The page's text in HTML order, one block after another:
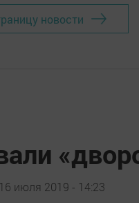
новости
16 июля 2019 - 14:23